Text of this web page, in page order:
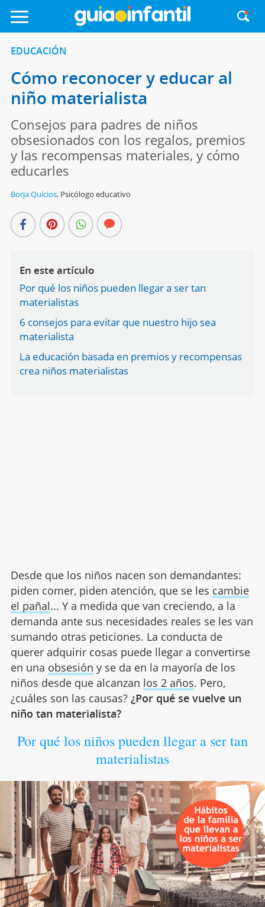
EDUCACIÓN
Cómo reconocer y educar al
niño materialista
Consejos para padres de niños
obsesionados con los regalos, premios
y las recompensas materiales, y cómo
educarles
Borja Quicios, Psicólogo educativo
En este artículo
Por qué los niños pueden llegar a ser tan
materialistas
6 consejos para evitar que nuestro hijo sea
materialista
La educación basada en premios y recompensas
crea niños materialistas
Desde que los niños nacen son demandantes:
piden comer, piden atención, que se les cambie
el pañal... Y a medida que van creciendo, a la
demanda ante sus necesidades reales se les van
sumando otras peticiones. La conducta de
querer adquirir cosas puede llegar a convertirse
en una obsesión y se da en la mayoría de los
niños desde que alcanzan los 2 años. Pero,
¿cuáles son las causas? ¿Por qué se vuelve un
niño tan materialista?
Por qué los niños pueden llegar a ser tan
materialistas